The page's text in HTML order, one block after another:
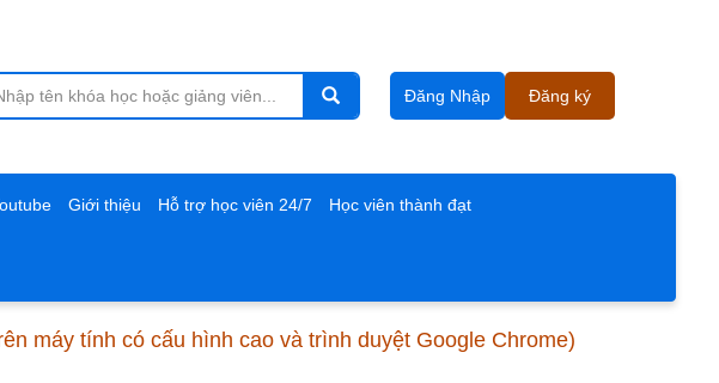
Đăng Nhập Đăng ký
Giới thiệu Hỗ trợ học viên 24/7 Học viên thành đạt
máy tính có cấu hình cao và trình duyệt Google Chrome)